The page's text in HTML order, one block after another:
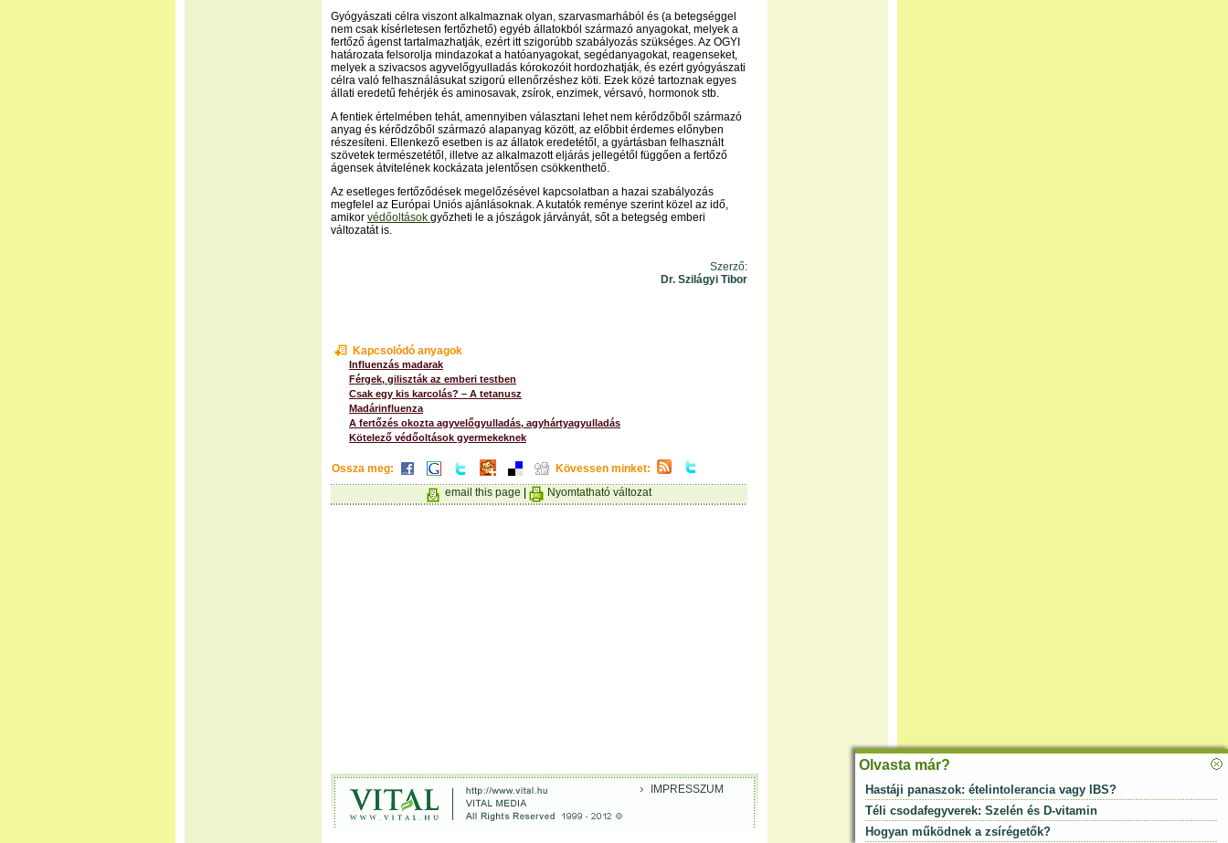
Gyógyászati célra viszont alkalmaznak olyan, szarvasmarhából és (a betegséggel
nem csak kísérletesen fertőzhető) egyéb állatokból származó anyagokat, melyek a
fertőző ágenst tartalmazhatják, ezért itt szigorúbb szabályozás szükséges. Az OGYI
határozata felsorolja mindazokat a hatóanyagokat, segédanyagokat, reagenseket,
melyek a szivacsos agyvelőgyulladás kórokozóit hordozhatják, és ezért gyógyászati
célra való felhasználásukat szigorú ellenőrzéshez köti. Ezek közé tartoznak egyes
állati eredetű fehérjék és aminosavak, zsírok, enzimek, vérsavó, hormonok stb.
A fentiek értelmében tehát, amennyiben választani lehet nem kérődzőből származó
anyag és kérődzőből származó alapanyag között, az előbbit érdemes előnyben
részesíteni. Ellenkező esetben is az állatok eredetétől, a gyártásban felhasznált
szövetek természetétől, illetve az alkalmazott eljárás jellegétől függően a fertőző
ágensek átvitelének kockázata jelentősen csökkenthető.
Az esetleges fertőződések megelőzésével kapcsolatban a hazai szabályozás
megfelel az Európai Uniós ajánlásoknak. A kutatók reménye szerint közel az idő,
amikor védőoltások győzheti le a jószágok járványát, sőt a betegség emberi
változatát is.
Szerző:
Dr. Szilágyi Tibor
Kapcsolódó anyagok
Influenzás madarak
Férgek, giliszták az emberi testben
Csak egy kis karcolás? – A tetanusz
Madárinfluenza
A fertőzés okozta agyvelőgyulladás, agyhártyagyulladás
Kötelező védőoltások gyermekeknek
Ossza meg:
Kövessen minket:
email this page
Nyomtatható változat
Olvasta már?
Hastáji panaszok: ételintolerancia vagy IBS?
Téli csodafegyverek: Szelén és D-vitamin
Hogyan működnek a zsírégetők?
IMPRESSZUM